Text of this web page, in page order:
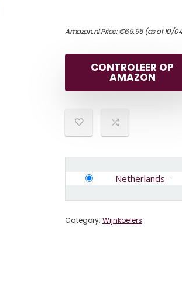
Amazon.nl Price:€69.95(as of 10/
CONTROLEER OP
AMAZON
Netherlands -
Category: Wijnkoelers